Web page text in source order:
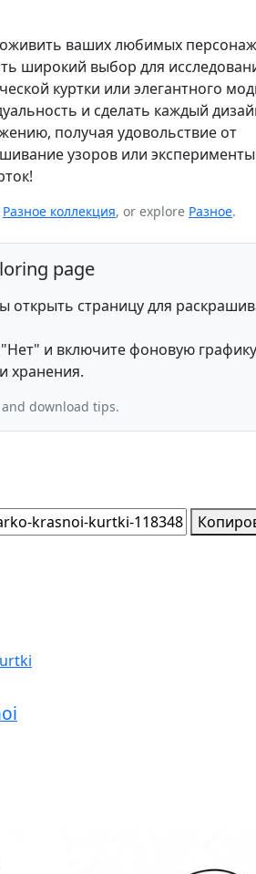
оживить ваших любимых
широкий выбор для
куртки или элегантного
и сделать каждый
получая удовольствие от
узоров или эксперименты
Разное коллекция, or explore Разное.
page
страницу для
и включите фоновую
хранения.
download tips.